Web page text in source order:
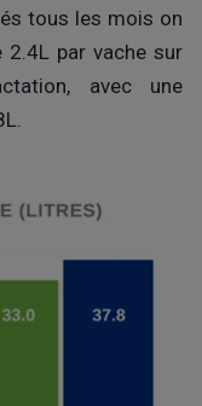
tous les mois on
par vache sur
avec une